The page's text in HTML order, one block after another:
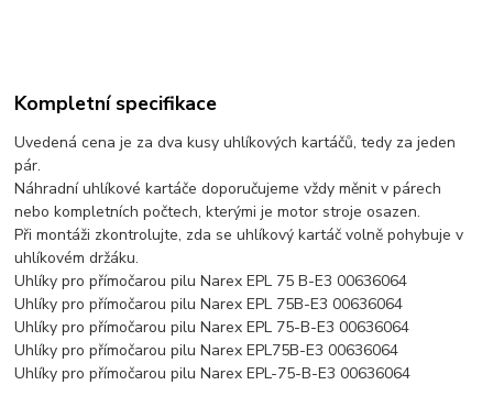
Kompletní specifikace
Uvedená cena je za dva kusy uhlíkových kartáčů, tedy za jeden
pár.
Náhradní uhlíkové kartáče doporučujeme vždy měnit v párech
nebo kompletních počtech, kterými je motor stroje osazen.
Při montáži zkontrolujte, zda se uhlíkový kartáč volně pohybuje v
uhlíkovém držáku.
Uhlíky pro přímočarou pilu Narex EPL 75 B-E3 00636064
Uhlíky pro přímočarou pilu Narex EPL 75B-E3 00636064
Uhlíky pro přímočarou pilu Narex EPL 75-B-E3 00636064
Uhlíky pro přímočarou pilu Narex EPL75B-E3 00636064
Uhlíky pro přímočarou pilu Narex EPL-75-B-E3 00636064